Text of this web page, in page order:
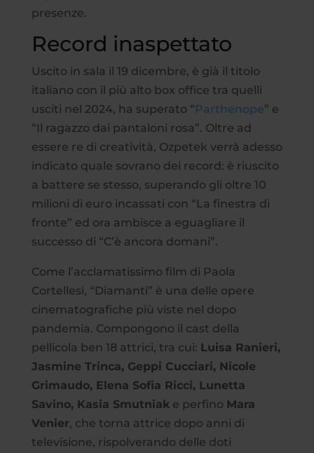
presenze.
Record inaspettato
Uscito in sala il 19 dicembre, è già il titolo
italiano con il più alto box office tra quelli
usciti nel 2024, ha superato “Parthenope” e
“Il ragazzo dai pantaloni rosa”. Oltre ad
essere re di creatività, Ozpetek verrà adesso
indicato quale sovrano dei record: è riuscito
a battere se stesso, superando gli oltre 10
milioni di euro incassati con “La finestra di
fronte” ed ora ambisce a eguagliare il
successo di “C’è ancora domani”.
Come l’acclamatissimo film di Paola
Cortellesi, “Diamanti” è una delle opere
cinematografiche più viste nel dopo
pandemia. Compongono il cast della
pellicola ben 18 attrici, tra cui: Luisa Ranieri,
Jasmine Trinca, Geppi Cucciari, Nicole
Grimaudo, Elena Sofia Ricci, Lunetta
Savino, Kasia Smutniake perfino Mara
Venier, che torna attrice dopo anni di
televisione, rispolverando delle doti